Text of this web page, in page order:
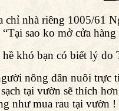
chỉ nhà riêng 1005/61
sao ko mở cửa
khó bạn có biết lý
nông dân nuôi trực
tại vườn sẽ thích
như mua rau tại vườn !